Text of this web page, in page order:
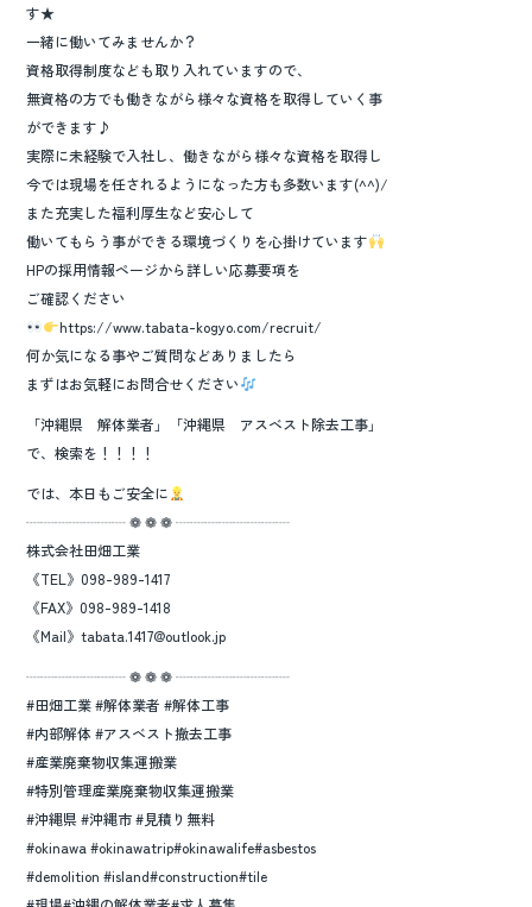
す★
一緒に働いてみませんか？
資格取得制度なども取り入れていますので、
無資格の方でも働きながら様々な資格を取得していく事
ができます♪
実際に未経験で入社し、働きながら様々な資格を取得し
今では現場を任されるようになった方も多数います(^^)/
また充実した福利厚生など安心して
働いてもらう事ができる環境づくりを心掛けています
HPの採用情報ページから詳しい応募要項を
ご確認ください
https://www.tabata-kogyo.com/recruit/
何か気になる事やご質問などありましたら
まずはお気軽にお問合せください
「沖縄県 解体業者」「沖縄県 アスベスト除去工事」
で、検索を！！！！
では、本日もご安全に
┈┈┈┈┈┈┈ ❁ ❁ ❁ ┈┈┈┈┈┈┈┈
株式会社田畑工業
《TEL》098-989-1417
《FAX》098-989-1418
《Mail》tabata.1417@outlook.jp
┈┈┈┈┈┈┈ ❁ ❁ ❁ ┈┈┈┈┈┈┈┈
#田畑工業 #解体業者 #解体工事
#内部解体 #アスベスト撤去工事
#産業廃棄物収集運搬業
#特別管理産業廃棄物収集運搬業
#沖縄県 #沖縄市 #見積り無料
#okinawa #okinawatrip#okinawalife#asbestos
#demolition #island#construction#tile